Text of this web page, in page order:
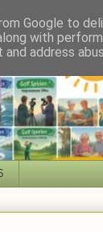
Google to
with
address